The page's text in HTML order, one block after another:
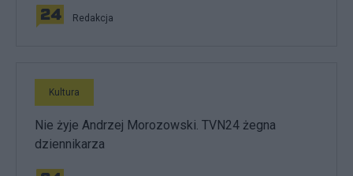
Redakcja
Kultura
Nie żyje Andrzej Morozowski. TVN24 żegna
dziennikarza